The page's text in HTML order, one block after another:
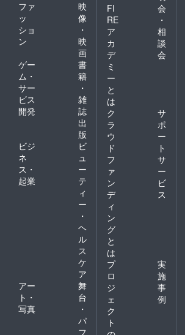
ファ
ッ
ショ
ン
映
像
・
映
画
ゲー
ム・
サー
ビス
開発
書
籍
・
雑
誌
出
版
ビジ
ネ
ス・
起業
ビ
ュ
ー
テ
ィ
ー
・
ヘ
ル
ス
ケ
ア
アー
ト・
写真
舞
台
・
パ
フ
FI
RE
ア
カ
デ
ミ
ー
と
は
会
・
相
談
会
ク
ラ
ウ
ド
フ
ァ
ン
デ
ィ
ン
グ
と
は
サ
ポ
ー
ト
サ
ー
ビ
ス
プ
ロ
ジ
ェ
ク
ト
実
施
事
例